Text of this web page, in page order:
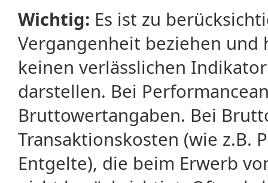
Wichtig: Es ist zu
Vergangenheit beziehen
keinen verlässlichen
darstellen. Bei
Bruttowertangaben. Bei
Transaktionskosten (wie z.B.
Entgelte), die beim Erwerb